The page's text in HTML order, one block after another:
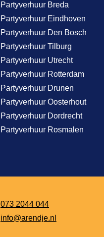
Partyverhuur Breda
Partyverhuur Eindhoven
Partyverhuur Den Bosch
Partyverhuur Tilburg
Partyverhuur Utrecht
Partyverhuur Rotterdam
Partyverhuur Drunen
Partyverhuur Oosterhout
Partyverhuur Dordrecht
Partyverhuur Rosmalen
073 2044 044
info@arendje.nl